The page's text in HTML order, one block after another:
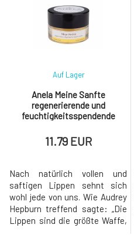
Der universelle Balsam ist ein
wertvoller Verbündeter an allen
Fronten: als Lippenbalsam
verwenden: n
Anela Meine Sanfte
regenerierende und
feuchtigkeitsspendende
Auf Lager
11.79 EUR
Nach natürlich vollen und
saftigen Lippen sehnt sich
wohl jede von uns. Wie Audrey
Hepburn treffend sagte: „Die
Lippen sind die größte Waffe,